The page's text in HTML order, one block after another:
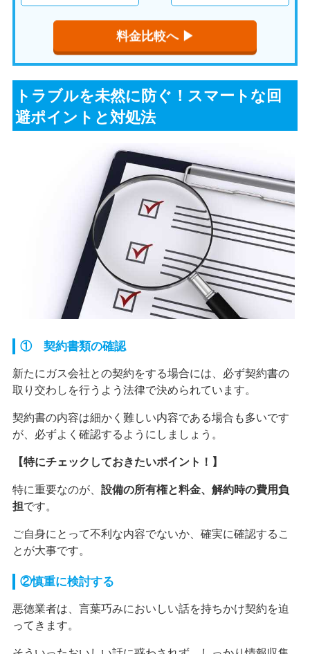
料金比較へ ▶︎
トラブルを未然に防ぐ！スマートな回
避ポイントと対処法
① 契約書類の確認
新たにガス会社との契約をする場合には、必ず契約書の
取り交わしを行うよう法律で決められています。
契約書の内容は細かく難しい内容である場合も多いです
が、必ずよく確認するようにしましょう。
【特にチェックしておきたいポイント！】
特に重要なのが、 設備の所有権と料金、解約時の費用負
担です。
ご自身にとって不利な内容でないか、確実に確認するこ
とが大事です。
②慎重に検討する
悪徳業者は、言葉巧みにおいしい話を持ちかけ契約を迫
ってきます。